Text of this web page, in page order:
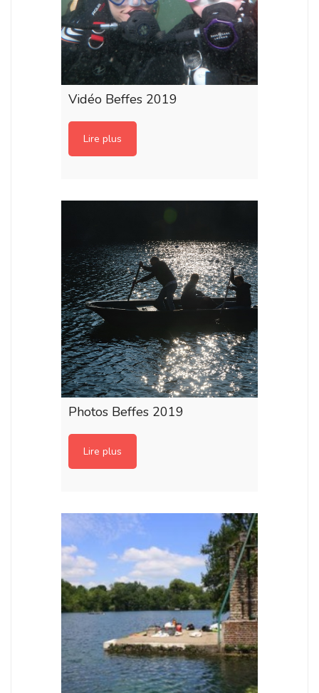
Vidéo Beffes 2019
Lire plus
Photos Beffes 2019
Lire plus